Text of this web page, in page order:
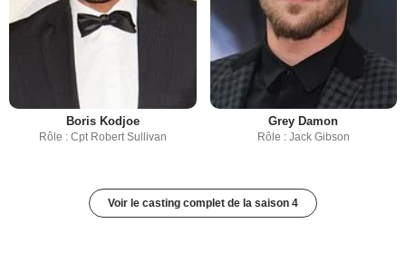
Boris Kodjoe
Rôle : Cpt Robert Sullivan
Grey Damon
Rôle : Jack Gibson
Voir le casting complet de la saison 4